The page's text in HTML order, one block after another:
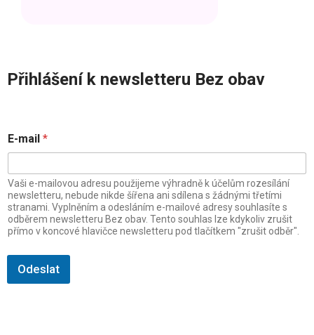
Přihlášení k newsletteru Bez obav
-
m
i
l
E
-
m
E
E-mail *
Vaši e-mailovou adresu použijeme výhradně k účelům rozesílání
newsletteru, nebude nikde šířena ani sdílena s žádnými třetími
stranami. Vyplněním a odesláním e-mailové adresy souhlasíte s
odběrem newsletteru Bez obav. Tento souhlas lze kdykoliv zrušit
přímo v koncové hlavičce newsletteru pod tlačítkem "zrušit odběr".
Odeslat